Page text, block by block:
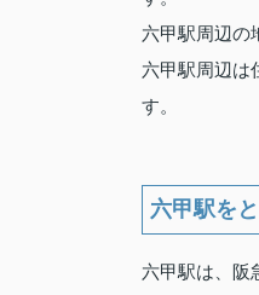
六甲駅周辺の
六甲駅周辺は
す。
六甲駅を
六甲駅は、阪